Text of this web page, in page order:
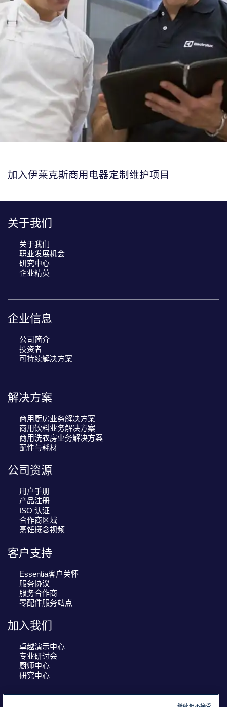
加入伊莱克斯商用电器定制维护项目
关于我们
关于我们
职业发展机会
研究中心
企业精英
企业信息
公司简介
投资者
可持续解决方案
解决方案
商用厨房业务解决方案
商用饮料业务解决方案
商用洗衣房业务解决方案
配件与耗材
公司资源
用户手册
产品注册
ISO 认证
合作商区域
烹饪概念视频
客户支持
Essentia客户关怀
服务协议
服务合作商
零配件服务站点
加入我们
卓越演示中心
专业研讨会
厨师中心
研究中心